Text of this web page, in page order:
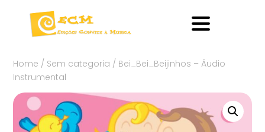
Home / Sem categoria / Bei_Bei_Beijinhos – Áudio
Instrumental